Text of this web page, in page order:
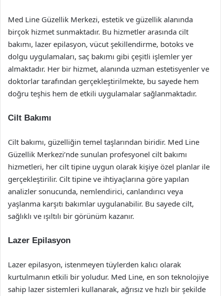
Med Line Güzellik Merkezi, estetik ve güzellik alanında
birçok hizmet sunmaktadır. Bu hizmetler arasında cilt
bakımı, lazer epilasyon, vücut şekillendirme, botoks ve
dolgu uygulamaları, saç bakımı gibi çeşitli işlemler yer
almaktadır. Her bir hizmet, alanında uzman estetisyenler ve
doktorlar tarafından gerçekleştirilmekte, bu sayede hem
doğru teşhis hem de etkili uygulamalar sağlanmaktadır.
Cilt Bakımı
Cilt bakımı, güzelliğin temel taşlarından biridir. Med Line
Güzellik Merkezi’nde sunulan profesyonel cilt bakımı
hizmetleri, her cilt tipine uygun olarak kişiye özel planlar ile
gerçekleştirilir. Cilt tipine ve ihtiyaçlarına göre yapılan
analizler sonucunda, nemlendirici, canlandırıcı veya
yaşlanma karşıtı bakımlar uygulanabilir. Bu sayede cilt,
sağlıklı ve ışıltılı bir görünüm kazanır.
Lazer Epilasyon
Lazer epilasyon, istenmeyen tüylerden kalıcı olarak
kurtulmanın etkili bir yoludur. Med Line, en son teknolojiye
sahip lazer sistemleri kullanarak, ağrısız ve hızlı bir şekilde